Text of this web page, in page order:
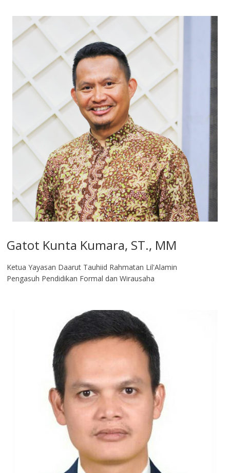
Gatot Kunta Kumara, ST., MM
Ketua Yayasan Daarut Tauhiid Rahmatan Lil'Alamin
Pengasuh Pendidikan Formal dan Wirausaha